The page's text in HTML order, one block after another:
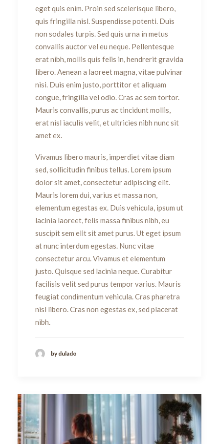
eget quis enim. Proin sed scelerisque libero,
quis fringilla nisl. Suspendisse potenti. Duis
non sodales turpis. Sed quis urna in metus
convallis auctor vel eu neque. Pellentesque
erat nibh, mollis quis felis in, hendrerit gravida
libero. Aenean a laoreet magna, vitae pulvinar
nisi. Duis enim justo, porttitor et aliquam
congue, fringilla vel odio. Cras ac sem tortor.
Mauris convallis, purus ac tincidunt mollis,
erat nisl iaculis velit, et ultricies nibh nunc sit
amet ex.
Vivamus libero mauris, imperdiet vitae diam
sed, sollicitudin finibus tellus. Lorem ipsum
dolor sit amet, consectetur adipiscing elit.
Mauris lorem dui, varius et massa non,
elementum egestas ex. Duis vehicula, ipsum ut
lacinia laoreet, felis massa finibus nibh, eu
suscipit sem elit sit amet purus. Ut eget ipsum
at nunc interdum egestas. Nunc vitae
consectetur arcu. Vivamus et elementum
justo. Quisque sed lacinia neque. Curabitur
facilisis velit sed purus tempor varius. Mauris
feugiat condimentum vehicula. Cras pharetra
nisl libero. Cras non egestas ex, sed placerat
nibh.
by dulado